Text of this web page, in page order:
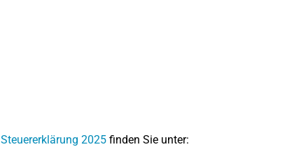
Steuererklärung 2025finden Sie unter: